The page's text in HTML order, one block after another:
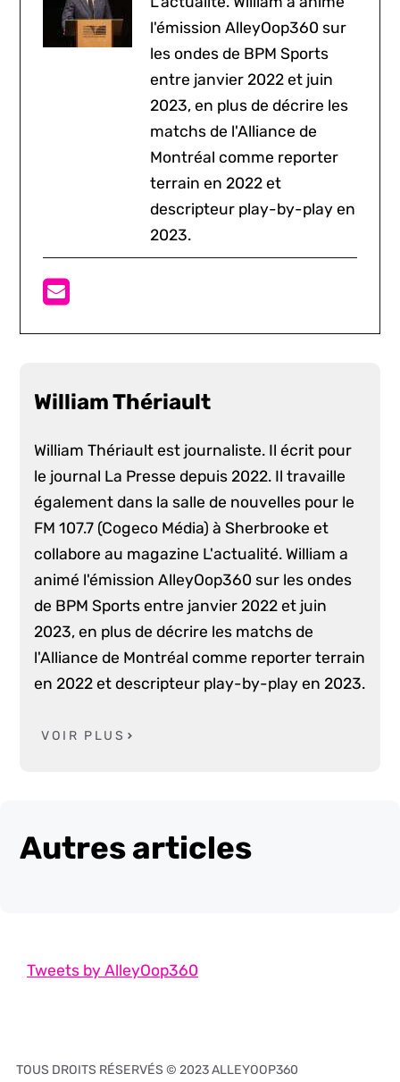
l'émission AlleyOop360 sur
les ondes de BPM Sports
entre janvier 2022 et juin
2023, en plus de décrire les
matchs de l'Alliance de
Montréal comme reporter
terrain en 2022 et
descripteur play-by-play en
2023.
William Thériault
William Thériault est journaliste. Il écrit pour
le journal La Presse depuis 2022. Il travaille
également dans la salle de nouvelles pour le
FM 107.7 (Cogeco Média) à Sherbrooke et
collabore au magazine L'actualité. William a
animé l'émission AlleyOop360 sur les ondes
de BPM Sports entre janvier 2022 et juin
2023, en plus de décrire les matchs de
l'Alliance de Montréal comme reporter terrain
en 2022 et descripteur play-by-play en 2023.
VOIR PLUS
Autres articles
Tweets by AlleyOop360
TOUS DROITS RÉSERVÉS © 2023 ALLEYOOP360